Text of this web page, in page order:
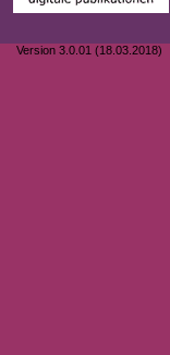
Version 3.0.01 (18.03.2018)